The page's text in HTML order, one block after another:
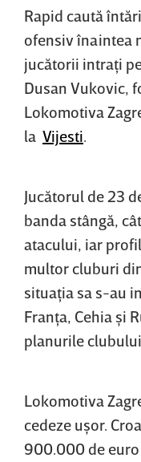
Rapid caută
ofensiv înaintea
jucătorii intraţi
Dusan Vukovic,
Lokomotiva
la Vijesti.
Jucătorul de 23
banda stângă,
atacului, iar
multor cluburi
situaţia sa s-au
Franţa, Cehia şi
planurile
Lokomotiva
cedeze uşor.
900.000 de